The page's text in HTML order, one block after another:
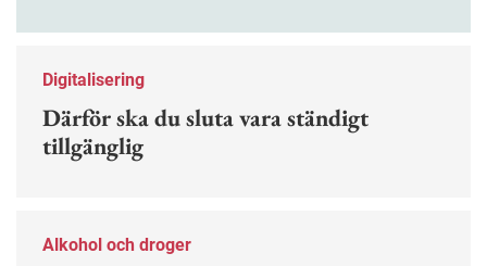
Digitalisering
Därför ska du sluta vara ständigt
tillgänglig
Alkohol och droger